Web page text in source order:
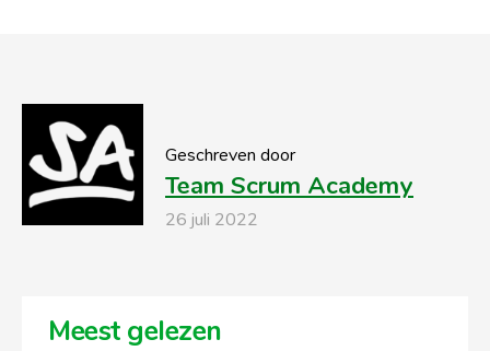
Geschreven door
Team Scrum Academy
26 juli 2022
Meest gelezen